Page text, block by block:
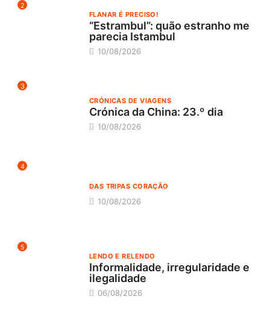
2
FLANAR É PRECISO!
“Estrambul”: quão estranho me
parecia Istambul
10/08/2026
3
CRÓNICAS DE VIAGENS
Crónica da China: 23.º dia
10/08/2026
4
DAS TRIPAS CORAÇÃO
10/08/2026
5
LENDO E RELENDO
Informalidade, irregularidade e
ilegalidade
06/08/2026